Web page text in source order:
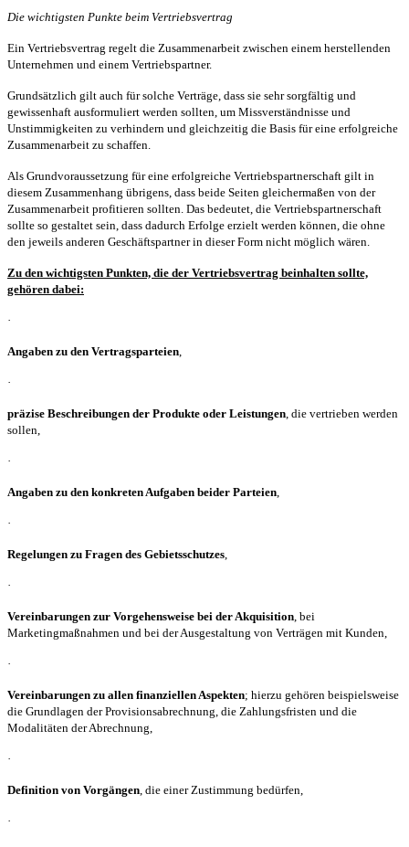
Die wichtigsten Punkte beim Vertriebsvertrag
Ein Vertriebsvertrag regelt die Zusammenarbeit zwischen einem herstellenden
Unternehmen und einem Vertriebspartner.
Grundsätzlich gilt auch für solche Verträge, dass sie sehr sorgfältig und
gewissenhaft ausformuliert werden sollten, um Missverständnisse und
Unstimmigkeiten zu verhindern und gleichzeitig die Basis für eine erfolgreiche
Zusammenarbeit zu schaffen.
Als Grundvoraussetzung für eine erfolgreiche Vertriebspartnerschaft gilt in
diesem Zusammenhang übrigens, dass beide Seiten gleichermaßen von der
Zusammenarbeit profitieren sollten. Das bedeutet, die Vertriebspartnerschaft
sollte so gestaltet sein, dass dadurch Erfolge erzielt werden können, die ohne
den jeweils anderen Geschäftspartner in dieser Form nicht möglich wären.
Zu den wichtigsten Punkten, die der Vertriebsvertrag beinhalten sollte,
gehören dabei:
·
Angaben zu den Vertragsparteien
·
präzise Beschreibungen der Produkte oder Leistungen , die vertrieben werden
sollen,
·
Angaben zu den konkreten Aufgaben beider Parteien
·
Regelungen zu Fragen des Gebietsschutzes
·
Vereinbarungen zur Vorgehensweise bei der Akquisition , bei
Marketingmaßnahmen und bei der Ausgestaltung von Verträgen mit Kunden,
·
Vereinbarungen zu allen finanziellen Aspekten; hierzu gehören beispielsweise
die Grundlagen der Provisionsabrechnung, die Zahlungsfristen und die
Modalitäten der Abrechnung,
·
Definition von Vorgängen , die einer Zustimmung bedürfen,
·